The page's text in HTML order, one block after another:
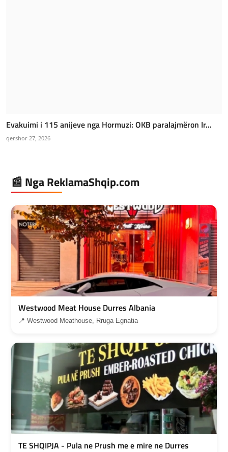
Evakuimi i 115 anijeve nga Hormuzi: OKB paralajmëron Ir...
qershor 27, 2026
📰 Nga ReklamaShqip.com
Westwood Meat House Durres Albania
📍 Westwood Meathouse, Rruga Egnatia
TE SHQIPJA - Pula ne Prush me e mire ne Durres